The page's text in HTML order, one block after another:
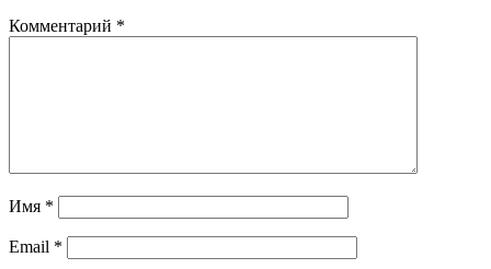
Комментарий *
Имя *
Email *